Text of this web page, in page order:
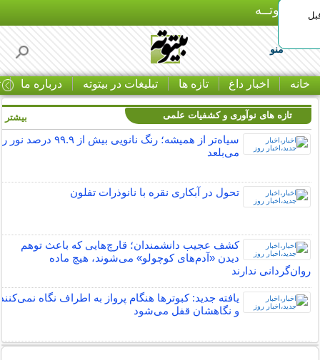
بـیتوتــه
منو
خانه اخبار داغ تازه ها تبلیغات در بیتوته درباره ما
تازه های نوآوری و کشفیات علمی
سیاه‌تر از همیشه؛ رنگ نانویی بیش از ۹۹.۹ درصد نور
می‌بلعد
تحول در آبکاری نقره با نانوذرات تفلون
کشف عجیب دانشمندان؛ قارچ‌هایی که باعث توهم
دیدن «آدم‌های کوچولو» می‌شوند، هیچ ماده
روان‌گردانی ندارند
یافته جدید:‌ کبوترها هنگام پرواز به اطراف نگاه
و نگاهشان قفل می‌شود
بیشتر